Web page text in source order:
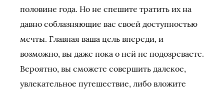
половине года. Но не спешите тратить их на
давно соблазняющие вас своей доступностью
мечты. Главная ваша цель впереди, и
возможно, вы даже пока о ней не подозреваете.
Вероятно, вы сможете совершить далекое,
увлекательное путешествие, либо вложите